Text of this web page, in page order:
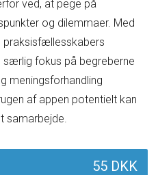
ved, at pege på
og dilemmaer. Med
praksisfællesskabers
fokus på begreberne
meningsforhandling
af appen potentielt kan
samarbejde.
55 DKK